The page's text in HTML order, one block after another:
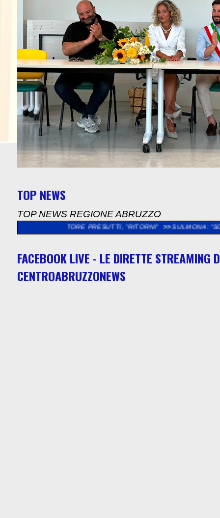
TOP NEWS
TOP NEWS REGIONE ABRUZZO
NESTORE PRESUTTI, "RITORNI" >> SULMONA: "SOPRALLUOGO
FACEBOOK LIVE - LE DIRETTE STREAMING
CENTROABRUZZONEWS